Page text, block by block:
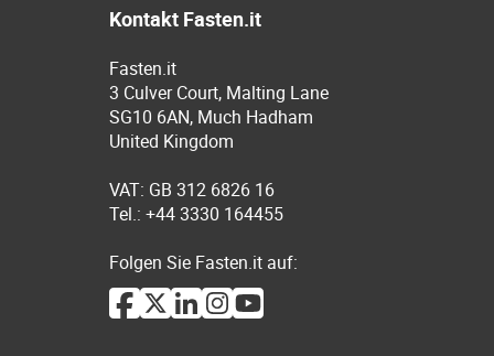
Kontakt Fasten.it
Fasten.it
3 Culver Court, Malting Lane
SG10 6AN, Much Hadham
United Kingdom
VAT: GB 312 6826 16
Tel.: +44 3330 164455
Folgen Sie Fasten.it auf: